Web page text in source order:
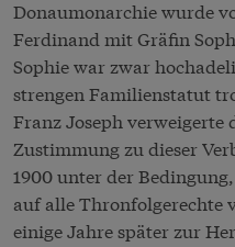
Donaumonarchie wurde
Ferdinand mit Gräfin
Sophie war zwar
strengen Familienstatut
Franz Joseph verweigerte
Zustimmung zu dieser
1900 unter der
auf alle Thronfolgerechte
einige Jahre später zur